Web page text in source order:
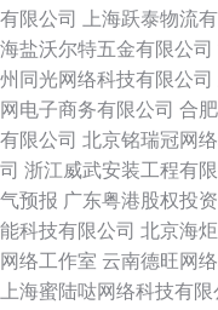
有限公司
上海跃泰物流
海盐沃尔特五金有限公司
州同光网络科技有限公司
网电子商务有限公司 合
有限公司 北京铭瑞冠网
司 浙江威武安装工程有限
气预报 广东粤港股权投
能科技有限公司 北京海
网络工作室 云南德旺网
上海蜜陆哒网络科技有限